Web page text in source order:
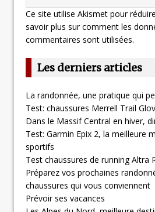
Ce site utilise Akismet pour
savoir plus sur comment les
commentaires sont utilisées.
Les derniers articles
La randonnée, une pratique qui
Test: chaussures Merrell Trail
Dans le Massif Central en hiver,
Test: Garmin Epix 2, la meilleure
sportifs
Test chaussures de running Altra
Préparez vos prochaines
chaussures qui vous conviennent
Prévoir ses vacances